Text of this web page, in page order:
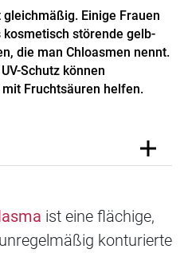
Einige Frauen
störende gelb-
die man Chloasmen nennt.
Schutz können
Fruchtsäuren helfen.
ist eine flächige,
konturierte